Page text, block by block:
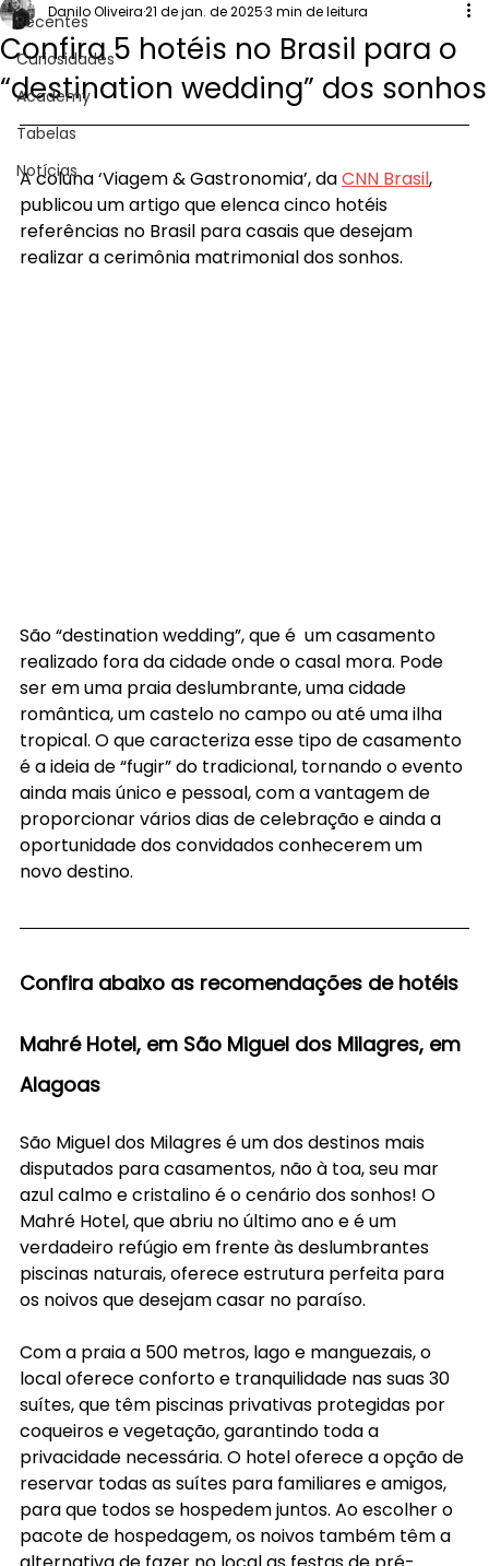
Recentes
Curiosidades
Academy
Tabelas
Notícias
Confira 5 hotéis no Brasil para o
“destination wedding” dos sonhos
Danilo Oliveira21 de jan. de 20253 min de leitura
A coluna ‘Viagem & Gastronomia’, da CNN Brasil,
publicou um artigo que elenca cinco hotéis
referências no Brasil para casais que desejam
realizar a cerimônia matrimonial dos sonhos.
São “destination wedding”, que é  um casamento
realizado fora da cidade onde o casal mora. Pode
ser em uma praia deslumbrante, uma cidade
romântica, um castelo no campo ou até uma ilha
tropical. O que caracteriza esse tipo de casamento
é a ideia de “fugir” do tradicional, tornando o evento
ainda mais único e pessoal, com a vantagem de
proporcionar vários dias de celebração e ainda a
oportunidade dos convidados conhecerem um
novo destino.
Confira abaixo as recomendações de hotéis
Mahré Hotel, em São Miguel dos Milagres, em
Alagoas
São Miguel dos Milagres é um dos destinos mais
disputados para casamentos, não à toa, seu mar
azul calmo e cristalino é o cenário dos sonhos! O
Mahré Hotel, que abriu no último ano e é um
verdadeiro refúgio em frente às deslumbrantes
piscinas naturais, oferece estrutura perfeita para
os noivos que desejam casar no paraíso.
Com a praia a 500 metros, lago e manguezais, o
local oferece conforto e tranquilidade nas suas 30
suítes, que têm piscinas privativas protegidas por
coqueiros e vegetação, garantindo toda a
privacidade necessária. O hotel oferece a opção de
reservar todas as suítes para familiares e amigos,
para que todos se hospedem juntos. Ao escolher o
pacote de hospedagem, os noivos também têm a